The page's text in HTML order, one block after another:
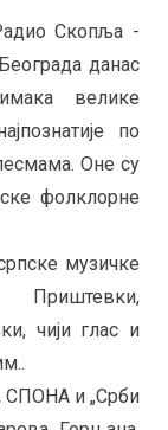
Скопља -
данас
велике
по
Оне су
фолклорне
музичке
Приштевки,
чији глас и
СПОНА и „Срби